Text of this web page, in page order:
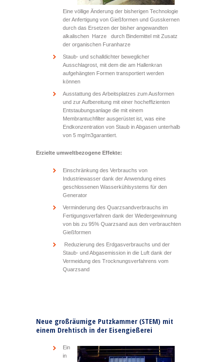
Eine völlige Änderung der bisherigen Technologie
der Anfertigung von Gießformen und Gusskernen
durch das Ersetzen der bisher angewandten
alkalischen Harze durch Bindemittel mit Zusatz
der organischen Furanharze
Staub- und schalldichter beweglicher
Ausschlagrost, mit dem die am Hallenkran
aufgehängten Formen transportiert werden
können
Ausstattung des Arbeitsplatzes zum Ausformen
und zur Aufbereitung mit einer hocheffizienten
Entstaubungsanlage die mit einem
Membrantuchfilter ausgerüstet ist, was eine
Endkonzentration von Staub in Abgasen unterhalb
von 5 mg/m3garantiert.
Erzielte umweltbezogene Effekte:
Einschränkung des Verbrauchs von
Industriewasser dank der Anwendung eines
geschlossenen Wasserkühlsystems für den
Generator
Verminderung des Quarzsandverbrauchs im
Fertigungsverfahren dank der Wiedergewinnung
von bis zu 95% Quarzsand aus den verbrauchten
Gießformen
Reduzierung des Erdgasverbrauchs und der
Staub- und Abgasemission in die Luft dank der
Vermeidung des Trocknungsverfahrens vom
Quarzsand
Neue großräumige Putzkammer (STEM) mit
einem Drehtisch in der Eisengießerei
Ein
in